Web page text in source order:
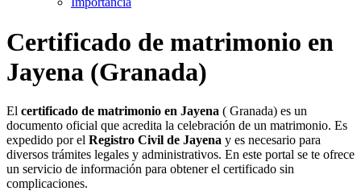
Certificado de matrimonio en
Jayena (Granada)
El certificado de matrimonio en Jayena ( Granada) es un
documento oficial que acredita la celebración de un matrimonio. Es
expedido por el Registro Civil de Jayena y es necesario para
diversos trámites legales y administrativos. En este portal se te ofrece
un servicio de información para obtener el certificado sin
complicaciones.